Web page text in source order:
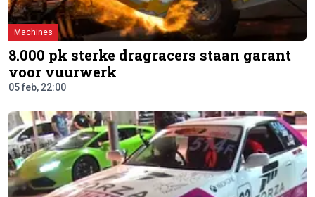
Machines
8.000 pk sterke dragracers staan garant
voor vuurwerk
05 feb, 22:00